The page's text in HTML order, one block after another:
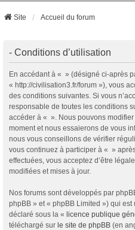
Site Accueil du forum
- Conditions d’utilisation
En accédant à « » (désigné ci-après
« http://civilisation3.fr/forum »), vous
des conditions suivantes. Si vous
responsable de toutes les conditions
accéder à « ». Nous pouvons
moment et nous essaierons de vous
nous vous conseillons de vérifier
vous continuez à participer à « »
effectuées, vous acceptez d’être
modifiées et mises à jour.
Nos forums sont développés par
phpBB » et « phpBB Limited ») qui
déclaré sous la « licence publique
téléchargé sur le site de phpBB (en